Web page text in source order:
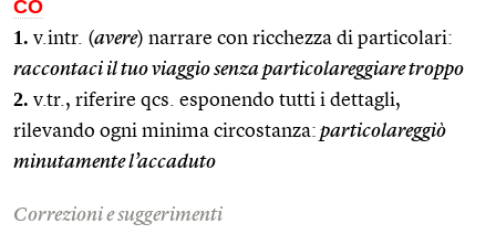
CO
1. v.intr. (avere) narrare con ricchezza di particolari:
raccontaci il tuo viaggio senza particolareggiare troppo
2. v.tr., riferire qcs. esponendo tutti i dettagli,
rilevando ogni minima circostanza: particolareggiò
minutamente l’accaduto
Correzioni e suggerimenti